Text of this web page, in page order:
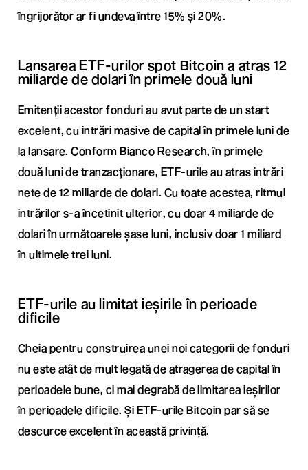
îngrijorător ar fi undeva între 15% și 20%.
Lansarea ETF-urilor spot Bitcoin a atras 12
miliarde de dolari în primele două luni
Emitenții acestor fonduri au avut parte de un start
excelent, cu intrări masive de capital în primele luni de
la lansare. Conform Bianco Research, în primele
două luni de tranzacționare, ETF-urile au atras intrări
nete de 12 miliarde de dolari. Cu toate acestea, ritmul
intrărilor s-a încetinit ulterior, cu doar 4 miliarde de
dolari în următoarele șase luni, inclusiv doar 1 miliard
în ultimele trei luni.
ETF-urile au limitat ieșirile în perioade
dificile
Cheia pentru construirea unei noi categorii de fonduri
nu este atât de mult legată de atragerea de capital în
perioadele bune, ci mai degrabă de limitarea ieșirilor
în perioadele dificile. Și ETF-urile Bitcoin par să se
descurce excelent în această privință.